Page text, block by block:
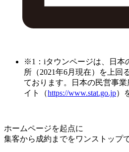
※1：iタウンページは、日本
所（2021年6月現在）を上回
ております。日本の民営事
イト（https://www.stat.go.jp）
ホームページを起点に
集客から成約までをワンストップ